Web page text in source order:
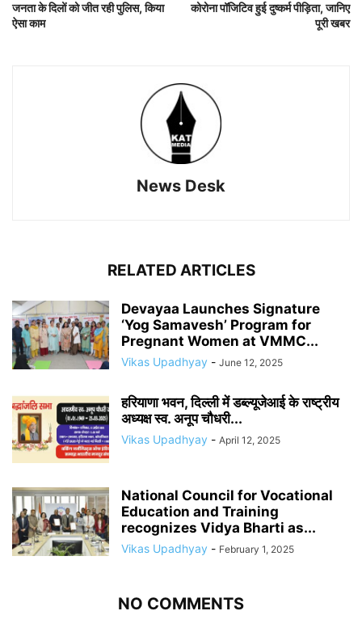
जनता के दिलों को जीत रही पुलिस, किया
ऐसा काम
कोरोना पॉजिटिव हुई दुष्कर्म पीड़िता, जानिए
पूरी खबर
News Desk
RELATED ARTICLES
Devayaa Launches Signature
‘Yog Samavesh’ Program for
Pregnant Women at VMMC...
Vikas Upadhyay - June 12, 2025
हरियाणा भवन, दिल्ली में डब्ल्यूजेआई के राष्ट्रीय
अध्यक्ष स्व. अनूप चौधरी...
Vikas Upadhyay - April 12, 2025
National Council for Vocational
Education and Training
recognizes Vidya Bharti as...
Vikas Upadhyay - February 1, 2025
NO COMMENTS